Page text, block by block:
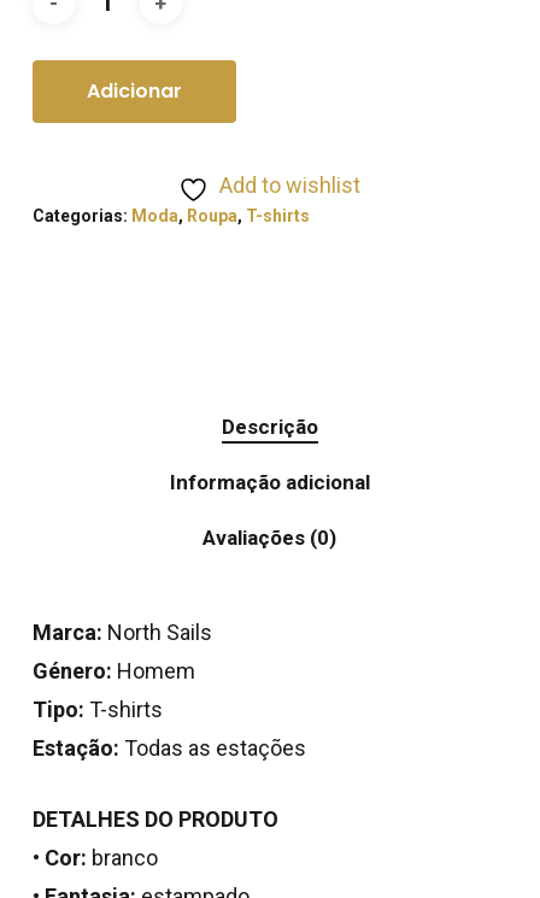
Adicionar
Add to wishlist
Categorias: Moda, Roupa, T-shirts
Descrição
Informação adicional
Avaliações (0)
Marca: North Sails
Género: Homem
Tipo: T-shirts
Estação: Todas as estações
DETALHES DO PRODUTO
• Cor: branco